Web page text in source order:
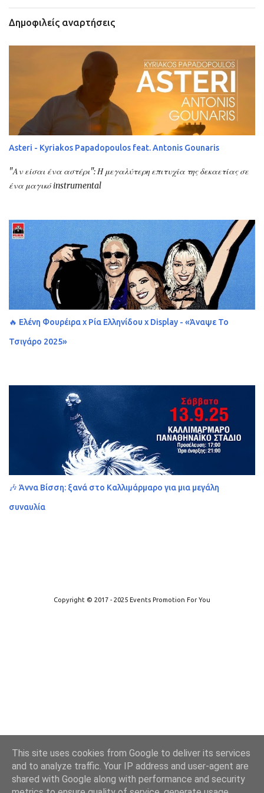
Δημοφιλείς αναρτήσεις
Asteri - Kyriakos Papadopoulos feat. Antonis Gounaris
"Αν είσαι ένα αστέρι": Η μεγαλύτερη επιτυχία της δεκαετίας σε
ένα μαγικό instrumental
🔥 Ελένη Φουρέιρα x Ρία Ελληνίδου x Display - «Άναψε Το
Τσιγάρο 2025»
🎶 Άννα Βίσση: ξανά στο Καλλιμάρμαρο για μια μεγάλη
συναυλία
Copyright © 2017 - 2025 Events Promotion For You
This site uses cookies from Google to deliver its services
and to analyze traffic. Your IP address and user-agent are
shared with Google along with performance and security